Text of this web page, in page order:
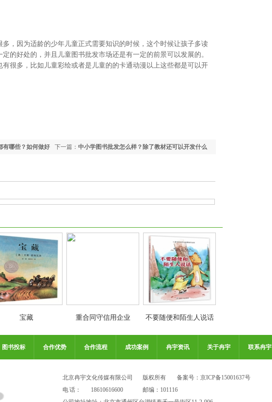
多，因为适龄的少年儿童正式需要知识的时候，这个时候让孩子多读
的好处的，并且儿童图书批发市场还是有一定的前景可以发展的。
很多，比如儿童彩绘或者是儿童的的卡通动漫以上这些都是可以开
下一篇： 中小学图书批发怎么样？除了教材还可以开发什么
有哪些？如何做好
宝藏 重合同守信用企业 不要随便和陌生人说话
图书投标 合作优势 合作流程 成功案例 冉宇资讯 关于冉宇 联系冉宇
北京冉宇文化传媒有限公司 版权所有
备案号：京ICP备15001637号
电 话：
18610616600
邮编：101116